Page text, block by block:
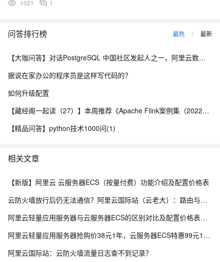
1021 1
问答排行榜 最热 最新
【大咖问答】对话PostgreSQL 中国社区发起人之一，阿里云数据库高级专家 德哥
据说在家办公的程序员是这样写代码的？
如何升级配置
【藏经阁一起读（27）】本周推荐《Apache Flink案例集（2022版）》，你有哪些心得？
【精品问答】python技术1000问(1)
相关文章
【新版】阿里云 云服务器ECS（按量付费）功能介绍及配置价格表
云防火墙放行后仍无法通信？阿里云国际站（云老大）：路由与访问控制排查指南
阿里云轻量应用服务器与云服务器ECS的区别对比及配置价格表说明
阿里云轻量应用服务器抢购价38元1年，云服务器ECS特惠99元1年，区别与选购指南参考
阿里云国际站：云防火墙流量日志查不到记录？